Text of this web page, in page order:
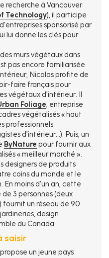
recherche à Vancouver
Technology), il participe
sponsorisé par
lui donne les clés pour
murs végétaux dans
pas encore familiarisée
Nicolas profite de
faire français pour
végétaux d’intérieur. Il
Foliage, entreprise
végétalisés « haut
professionnels
d’intérieur…). Puis, un
ByNature pour fournir aux
« meilleur marché ».
designers de produits
coins du monde et le
moins d’un an, cette
3 personnes (deux
fournit un réseau de 90
design
du Canada.
saisir
un jeune pays